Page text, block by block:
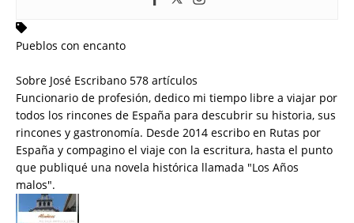
Pueblos con encanto
Sobre José Escribano 578 artículos
Funcionario de profesión, dedico mi tiempo libre a viajar por
todos los rincones de España para descubrir su historia, sus
rincones y gastronomía. Desde 2014 escribo en Rutas por
España y compagino el viaje con la escritura, hasta el punto
que publiqué una novela histórica llamada "Los Años
malos".